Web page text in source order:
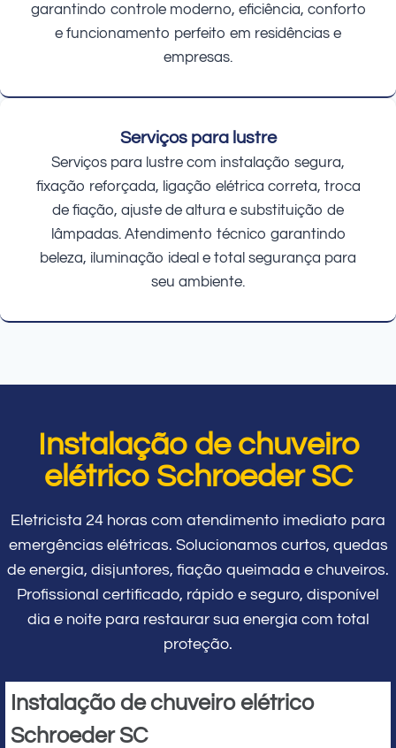
garantindo controle moderno, eficiência, conforto
e funcionamento perfeito em residências e
empresas.
Serviços para lustre
Serviços para lustre com instalação segura,
fixação reforçada, ligação elétrica correta, troca
de fiação, ajuste de altura e substituição de
lâmpadas. Atendimento técnico garantindo
beleza, iluminação ideal e total segurança para
seu ambiente.
Instalação de chuveiro
elétrico Schroeder SC
Eletricista 24 horas com atendimento imediato para
emergências elétricas. Solucionamos curtos, quedas
de energia, disjuntores, fiação queimada e chuveiros.
Profissional certificado, rápido e seguro, disponível
dia e noite para restaurar sua energia com total
proteção.
Instalação de chuveiro elétrico
Schroeder SC